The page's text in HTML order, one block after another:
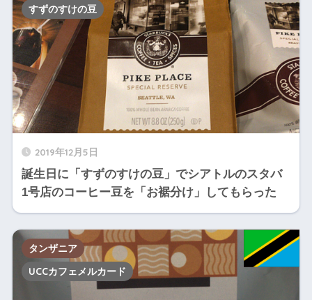
2019年12月5日
誕生日に「すずのすけの豆」でシアトルのスタバ
1号店のコーヒー豆を「お裾分け」してもらった
すずのすけの豆
タンザニア
UCCカフェメルカード